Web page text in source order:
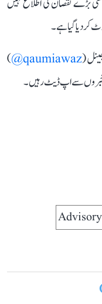
کر دیا گیا ہے۔
(
qaumiawaz@
)
خبروں سے اپ ڈیٹ رہیں۔
Advisory